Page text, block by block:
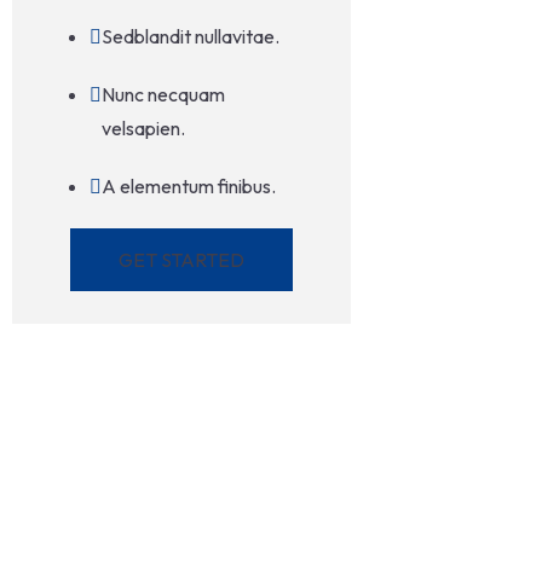
Sedblandit nullavitae.
Nunc necquam
velsapien.
A elementum finibus.
GET STARTED